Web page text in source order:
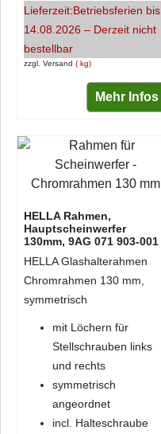
zzgl. Versand kg
Lieferzeit:Betriebsferien bis
14.08.2026 – Derzeit nicht
bestellbar
Mehr Infos
HELLA Rahmen,
Hauptscheinwerfer
130mm, 9AG 071 903-001
HELLA Glashalterahmen
Chromrahmen 130 mm,
symmetrisch
mit Löchern für
Stellschrauben links
und rechts
symmetrisch
angeordnet
incl. Halteschraube